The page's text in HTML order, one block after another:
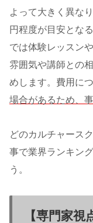
よって大きく異な
円程度が目安とな
では体験レッスン
雰囲気や講師との
めします。費用につ
場合があるため、
どのカルチャース
事で業界ランキン
う。
【専門家